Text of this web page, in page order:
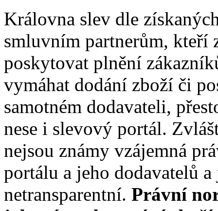
Královna slev dle
smluvním partnerům,
poskytovat plnění
vymáhat dodání zboží či
samotném dodavateli,
nese i slevový portál.
nejsou známy vzájemná
portálu a jeho dodavatelů
netransparentní. Právní